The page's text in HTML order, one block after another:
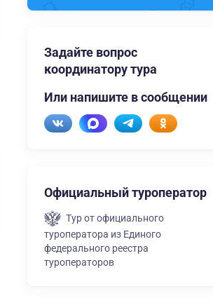
Задайте вопрос
координатору тура
Или напишите в сообщении
Официальный туроператор
Тур от официального
туроператора из Единого
федерального реестра
туроператоров